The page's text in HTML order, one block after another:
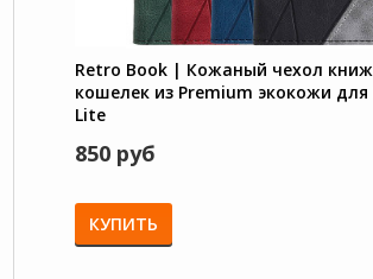
Retro Book | Кожаный чехол
кошелек из Premium экокожи для
Lite
850 руб
КУПИТЬ